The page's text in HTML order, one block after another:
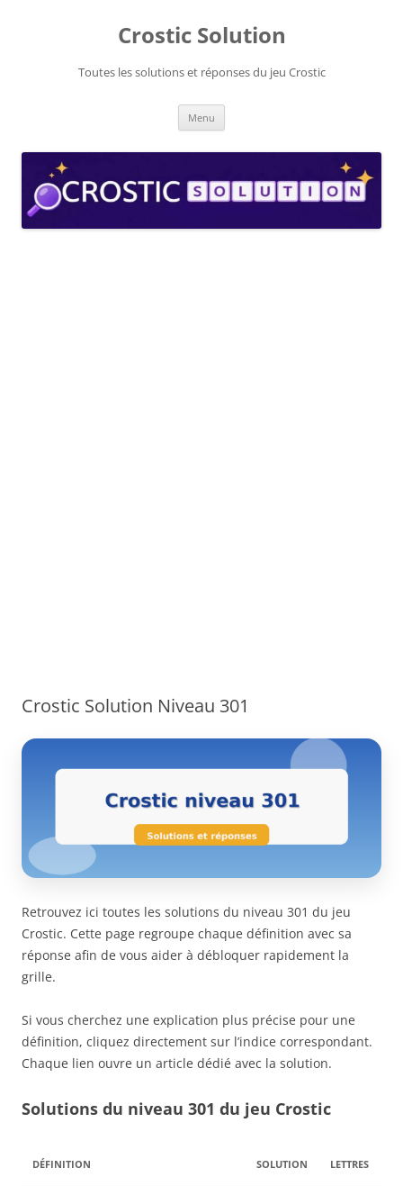
Crostic Solution
Toutes les solutions et réponses du jeu Crostic
Menu
Crostic Solution Niveau 301
Retrouvez ici toutes les solutions du niveau 301 du jeu
Crostic. Cette page regroupe chaque définition avec sa
réponse afin de vous aider à débloquer rapidement la
grille.
Si vous cherchez une explication plus précise pour une
définition, cliquez directement sur l’indice correspondant.
Chaque lien ouvre un article dédié avec la solution.
Solutions du niveau 301 du jeu Crostic
DÉFINITION SOLUTION LETTRES